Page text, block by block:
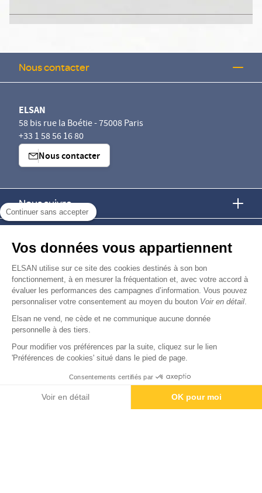
Continuer sans accepter
Vos données vous appartiennent
ELSAN utilise sur ce site des cookies destinés à son bon
fonctionnement, à en mesurer la fréquentation et, avec votre accord à
évaluer les performances des campagnes d’information. Vous pouvez
personnaliser votre consentement au moyen du bouton Voir en détail
Elsan ne vend, ne cède et ne communique aucune donnée
personnelle à des tiers.
Pour modifier vos préférences par la suite, cliquez sur le lien
'Préférences de cookies' situé dans le pied de page.
Consentements certifiés par
Voir en détail OK pour moi
Nous contacter
ELSAN
58 bis rue la Boétie - 75008 Paris
+33 1 58 56 16 80
Nous contacter
Nous suivre
Nous rejoindre
Devenir fournisseur
© Copyright 2026 Elsan
Mentions Légales-Données personnelles
Agence digitale : VOID